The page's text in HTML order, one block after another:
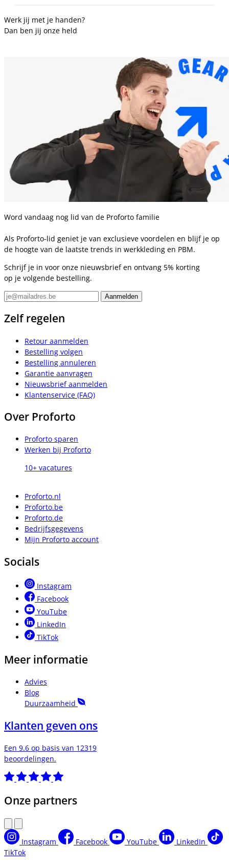
Werk jij met je handen?
Dan ben jij onze held
Word vandaag nog lid van de Proforto familie
Als Proforto-lid geniet je van exclusieve voordelen en blijf je op
de hoogte van de laatste trends in werkkleding en PBM.
Schrijf je in voor onze nieuwsbrief en ontvang 5% korting
op je volgende bestelling.
Zelf regelen
Retour aanmelden
Bestelling volgen
Bestelling annuleren
Garantie aanvragen
Nieuwsbrief aanmelden
Klantenservice (FAQ)
Over Proforto
Proforto sparen
Werken bij Proforto
10+ vacatures
Proforto.nl
Proforto.be
Proforto.de
Bedrijfsgegevens
Mijn Proforto account
Socials
Instagram
Facebook
YouTube
LinkedIn
TikTok
Meer informatie
Advies
Blog
Duurzaamheid
Klanten geven ons
Een 9.6 op basis van 12319
beoordelingen.
Onze partners
Instagram Facebook YouTube
LinkedIn
TikTok